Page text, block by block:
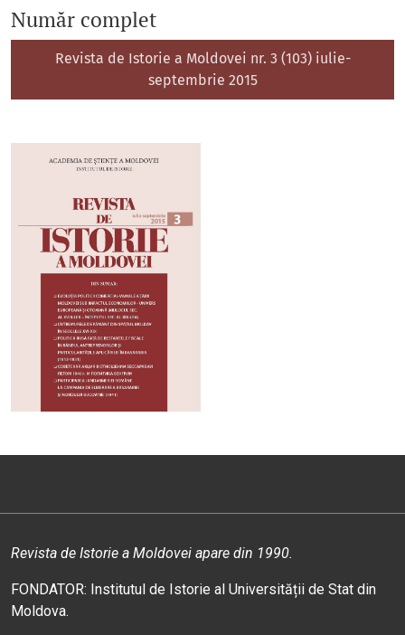
Număr complet
Revista de Istorie a Moldovei nr. 3 (103) iulie-
septembrie 2015
Revista de Istorie a Moldovei apare din 1990.
FONDATOR: Institutul de Istorie al Universității de Stat din
Moldova.